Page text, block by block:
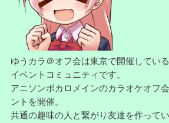
ゆうカラ＠オフ会は東京で開催してい
イベントコミュニティです。
アニソンボカロメインのカラオケオフ
ントを開催。
共通の趣味の人と繋がり友達を作って